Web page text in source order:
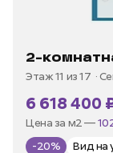
2-
Этаж 11 из 17
6 618 400
В ипотеку —от
Цена за м2 —
-20% Вид на